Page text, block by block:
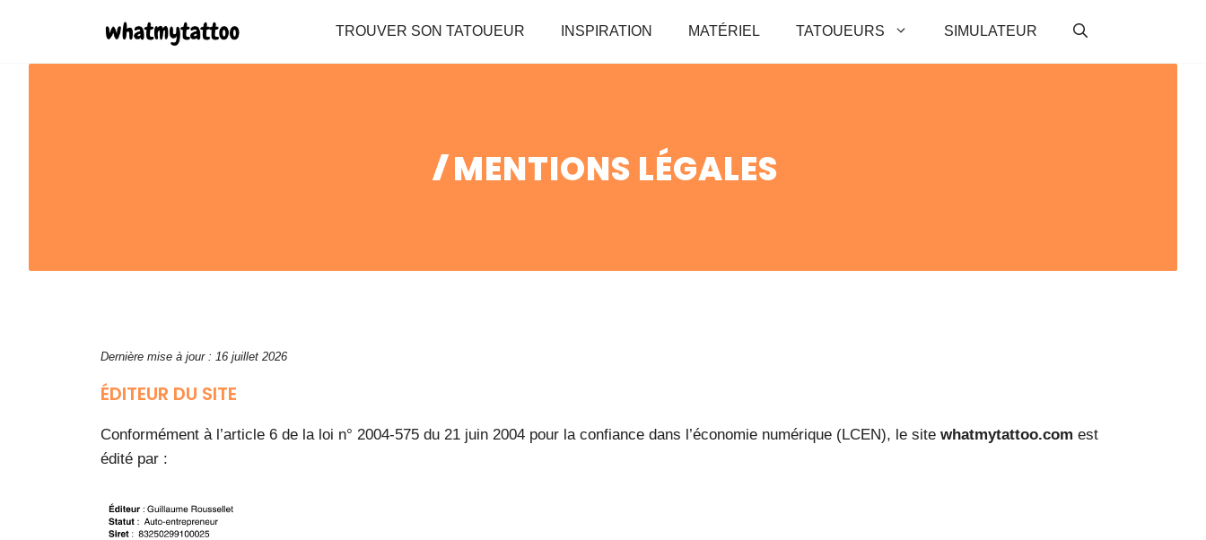
contenu
TROUVER SON TATOUEUR INSPIRATION MATÉRIEL TATOUEURS SIMULATEUR
MENTIONS LÉGALES
Dernière mise à jour : 16 juillet 2026
ÉDITEUR DU SITE
Conformément à l’article 6 de la loi n° 2004-575 du 21 juin 2004 pour la confiance dans l’économie numérique (LCEN), le site whatmytattoo.com est
édité par :